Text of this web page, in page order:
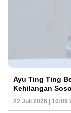
Ayu Ting Ting
Kehilangan
22 Juli 2026 | 10:09